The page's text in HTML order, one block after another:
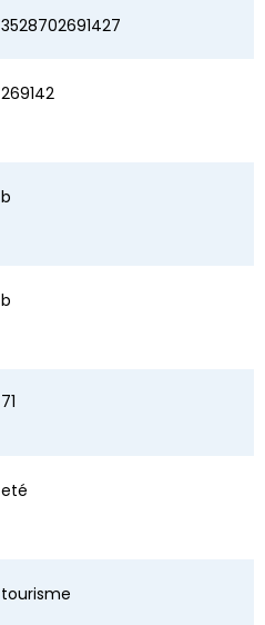
3528702691427
269142
b
b
71
eté
tourisme